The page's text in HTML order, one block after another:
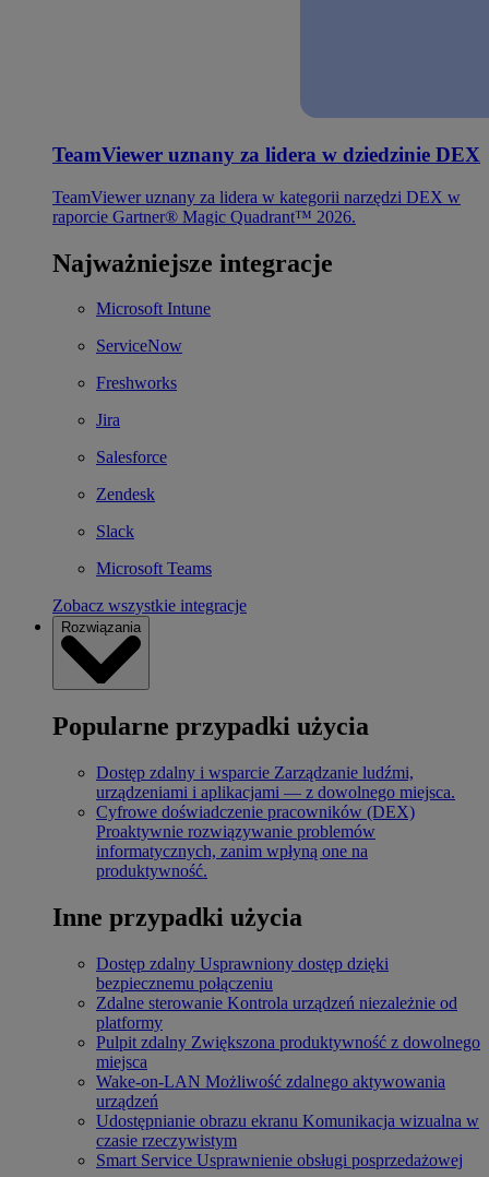
TeamViewer uznany za lidera w dziedzinie DEX
TeamViewer uznany za lidera w kategorii narzędzi DEX w
raporcie Gartner® Magic Quadrant™ 2026.
Najważniejsze integracje
Microsoft Intune
ServiceNow
Freshworks
Jira
Salesforce
Zendesk
Slack
Microsoft Teams
Zobacz wszystkie integracje
Rozwiązania
Popularne przypadki użycia
Dostęp zdalny i wsparcie Zarządzanie ludźmi,
urządzeniami i aplikacjami — z dowolnego miejsca.
Cyfrowe doświadczenie pracowników (DEX)
Proaktywnie rozwiązywanie problemów
informatycznych, zanim wpłyną one na
produktywność.
Inne przypadki użycia
Dostęp zdalny Usprawniony dostęp dzięki
bezpiecznemu połączeniu
Zdalne sterowanie Kontrola urządzeń niezależnie od
platformy
Pulpit zdalny Zwiększona produktywność z dowolnego
miejsca
Wake-on-LAN Możliwość zdalnego aktywowania
urządzeń
Udostępnianie obrazu ekranu Komunikacja wizualna w
czasie rzeczywistym
Smart Service Usprawnienie obsługi posprzedażowej